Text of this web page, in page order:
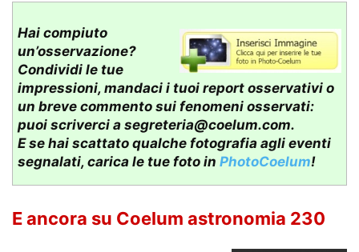
Hai compiuto
un’osservazione?
Condividi le tue
impressioni, mandaci i tuoi report osservativi o
un breve commento sui fenomeni osservati:
puoi scriverci a segreteria@coelum.com.
E se hai scattato qualche fotografia agli eventi
segnalati, carica le tue foto in PhotoCoelum!
E ancora su Coelum astronomia 230